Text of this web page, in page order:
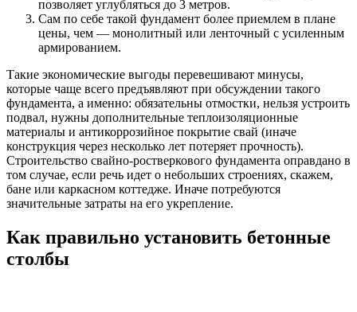
позволяет углубляться до 3 метров.
Сам по себе такой фундамент более приемлем в плане
цены, чем — монолитный или ленточный с усиленным
армированием.
Такие экономические выгоды перевешивают минусы,
которые чаще всего предъявляют при обсуждении такого
фундамента, а именно: обязательны отмостки, нельзя устроить
подвал, нужны дополнительные теплоизоляционные
материалы и антикоррозийное покрытие свай (иначе
конструкция через несколько лет потеряет прочность).
Строительство свайно-ростверкового фундамента оправдано в
том случае, если речь идет о небольших строениях, скажем,
бане или каркасном коттедже. Иначе потребуются
значительные затраты на его укрепление.
Как правильно установить бетонные
столбы